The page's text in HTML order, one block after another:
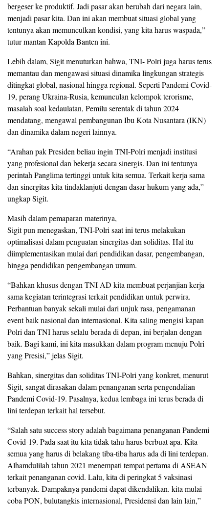
bergeser ke produktif. Jadi pasar akan berubah dari negara lain,
menjadi pasar kita. Dan ini akan membuat situasi global yang
tentunya akan memunculkan kondisi, yang kita harus waspada,”
tutur mantan Kapolda Banten ini.
Lebih dalam, Sigit menuturkan bahwa, TNI- Polri juga harus terus
memantau dan mengawasi situasi dinamika lingkungan strategis
ditingkat global, nasional hingga regional. Seperti Pandemi Covid-
19, perang Ukraina-Rusia, kemunculan kelompok terorisme,
masalah soal kedaulatan, Pemilu serentak di tahun 2024
mendatang, mengawal pembangunan Ibu Kota Nusantara (IKN)
dan dinamika dalam negeri lainnya.
“Arahan pak Presiden beliau ingin TNI-Polri menjadi institusi
yang profesional dan bekerja secara sinergis. Dan ini tentunya
perintah Panglima tertinggi untuk kita semua. Terkait kerja sama
dan sinergitas kita tindaklanjuti dengan dasar hukum yang ada,”
ungkap Sigit.
Masih dalam pemaparan materinya,
Sigit pun menegaskan, TNI-Polri saat ini terus melakukan
optimalisasi dalam penguatan sinergitas dan soliditas. Hal itu
diimplementasikan mulai dari pendidikan dasar, pengembangan,
hingga pendidikan pengembangan umum.
“Bahkan khusus dengan TNI AD kita membuat perjanjian kerja
sama kegiatan terintegrasi terkait pendidikan untuk perwira.
Perbantuan banyak sekali mulai dari unjuk rasa, pengamanan
event baik nasional dan internasional. Kita saling mengisi kapan
Polri dan TNI harus selalu berada di depan, ini berjalan dengan
baik. Bagi kami, ini kita masukkan dalam program menuju Polri
yang Presisi,” jelas Sigit.
Bahkan, sinergitas dan soliditas TNI-Polri yang konkret, menurut
Sigit, sangat dirasakan dalam penanganan serta pengendalian
Pandemi Covid-19. Pasalnya, kedua lembaga ini terus berada di
lini terdepan terkait hal tersebut.
“Salah satu success story adalah bagaimana penanganan Pandemi
Covid-19. Pada saat itu kita tidak tahu harus berbuat apa. Kita
semua yang harus di belakang tiba-tiba harus ada di lini terdepan.
Alhamdulilah tahun 2021 menempati tempat pertama di ASEAN
terkait penanganan covid. Lalu, kita di peringkat 5 vaksinasi
terbanyak. Dampaknya pandemi dapat dikendalikan. kita mulai
coba PON, bulutangkis internasional, Presidensi dan lain lain,”